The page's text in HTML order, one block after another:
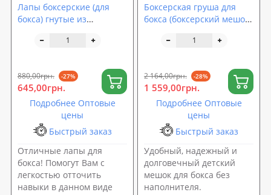
Лапы боксерские (для
бокса) гнутые из
(bx-0089)
880,00грн. -27%
645,00грн.
Подробнее Оптовые
цены
Быстрый заказ
Отличные лапы для
бокса! Помогут Вам с
легкостью отточить
навыки в данном виде
Боксерская груша для
бокса (боксерский мешок)
без наполнителя (OF-
2 164,00грн. -28%
1 559,00грн.
Подробнее Оптовые
цены
Быстрый заказ
Удобный, надежный и
долговечный детский
мешок для бокса без
наполнителя.